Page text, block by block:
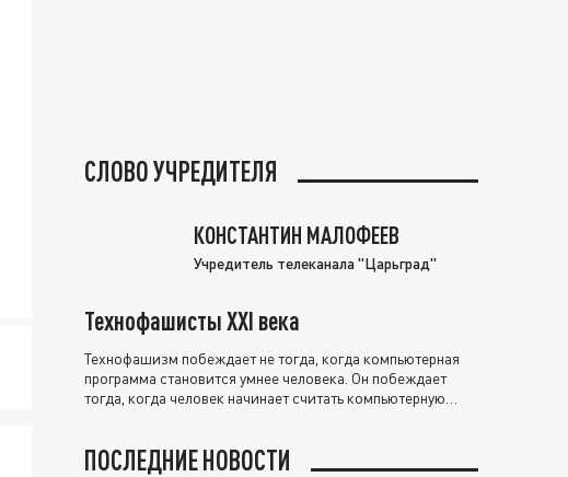
СЛОВО УЧРЕДИТЕЛЯ
КОНСТАНТИН МАЛОФЕЕВ
Учредитель телеканала "Царьград"
Технофашисты XXI века
Технофашизм побеждает не тогда, когда компьютерная
программа становится умнее человека. Он побеждает
тогда, когда человек начинает считать компьютерную
ПОСЛЕДНИЕ НОВОСТИ